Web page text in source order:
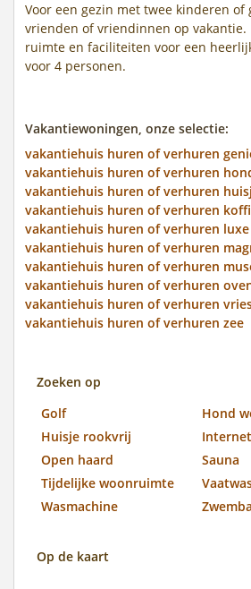
Voor een gezin met twee kinderen of
vrienden of vriendinnen op vakantie.
ruimte en faciliteiten voor een
voor 4 personen.
Vakantiewoningen, onze selectie:
vakantiehuis huren of verhuren
vakantiehuis huren of verhuren
vakantiehuis huren of verhuren
vakantiehuis huren of verhuren
vakantiehuis huren of verhuren luxe
vakantiehuis huren of verhuren
vakantiehuis huren of verhuren
vakantiehuis huren of verhuren
vakantiehuis huren of verhuren
vakantiehuis huren of verhuren zee
Zoeken op
Golf
Hond
Huisje rookvrij
Internet
Open haard
Sauna
Tijdelijke woonruimte
Wasmachine
Op de kaart